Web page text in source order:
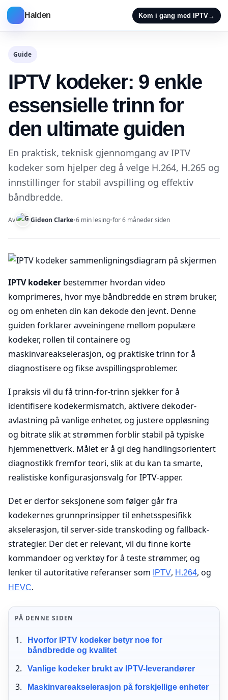
Halden Kom i gang med IPTV→
Guide
IPTV kodeker: 9 enkle
essensielle trinn for
den ultimate guiden
En praktisk, teknisk gjennomgang av IPTV
kodeker som hjelper deg å velge H.264, H.265 og
innstillinger for stabil avspilling og effektiv
båndbredde.
Av Gideon Clarke•6 min lesing•for 6 måneder siden
IPTV kodeker bestemmer hvordan video
komprimeres, hvor mye båndbredde en strøm bruker,
og om enheten din kan dekode den jevnt. Denne
guiden forklarer avveiningene mellom populære
kodeker, rollen til containere og
maskinvareakselerasjon, og praktiske trinn for å
diagnostisere og fikse avspillingsproblemer.
I praksis vil du få trinn-for-trinn sjekker for å
identifisere kodekermismatch, aktivere dekoder-
avlastning på vanlige enheter, og justere oppløsning
og bitrate slik at strømmen forblir stabil på typiske
hjemmenettverk. Målet er å gi deg handlingsorientert
diagnostikk fremfor teori, slik at du kan ta smarte,
realistiske konfigurasjonsvalg for IPTV-apper.
Det er derfor seksjonene som følger går fra
kodekernes grunnprinsipper til enhetsspesifikk
akselerasjon, til server-side transkoding og fallback-
strategier. Der det er relevant, vil du finne korte
kommandoer og verktøy for å teste strømmer, og
lenker til autoritative referanser som
IPTV, H.264, og
HEVC.
PÅ DENNE SIDEN
Hvorfor IPTV kodeker betyr noe for
båndbredde og kvalitet
Vanlige kodeker brukt av IPTV-leverandører
Maskinvareakselerasjon på forskjellige enheter